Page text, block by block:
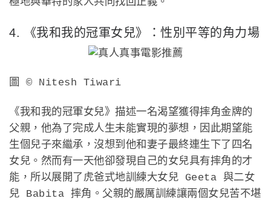
4. 《我和我的冠軍女兒》：性別平等的角力場
圖 © Nitesh Tiwari
《我和我的冠軍女兒》描述一名渴望獲得摔角金牌的
父親，他為了完成人生未能實現的夢想，因此期望能
生個兒子來繼承，沒想到他和妻子最終連生下了四名
女兒。然而有一天他卻發現自己的女兒具有摔角的才
能，所以展開了虎爸式地訓練大女兒 Geeta 與二女
兒 Babita 摔角。父親的嚴厲訓練讓兩個女兒苦不堪